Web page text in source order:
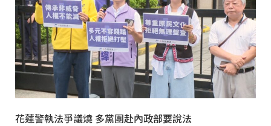
花蓮警執法爭議燒 多黨團赴內政部要說法